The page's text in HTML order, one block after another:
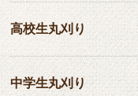
高校生丸刈り
中学生丸刈り